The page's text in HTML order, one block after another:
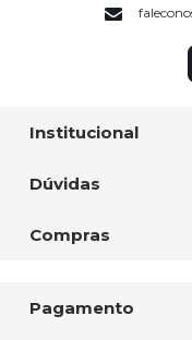
Institucional
Dúvidas
Compras
Pagamento